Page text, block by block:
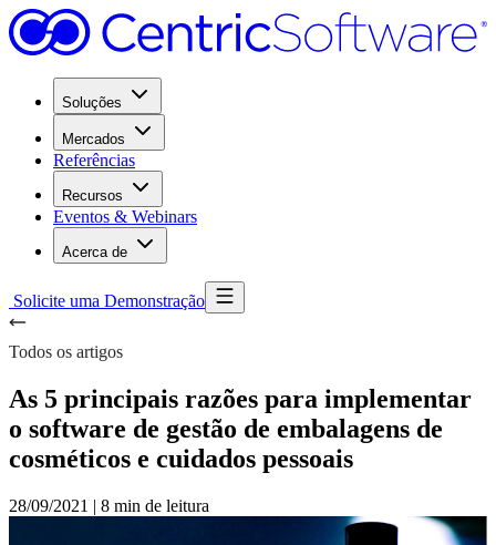
Soluções
Mercados
Referências
Recursos
Eventos & Webinars
Acerca de
Solicite uma Demonstração
Todos os artigos
As 5 principais razões para implementar
o software de gestão de embalagens de
cosméticos e cuidados pessoais
28/09/2021 | 8 min de leitura